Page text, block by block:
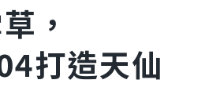
，
打造天仙